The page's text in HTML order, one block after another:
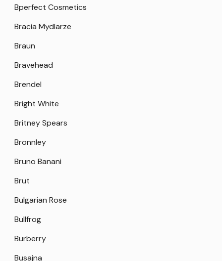
Bperfect Cosmetics
Bracia Mydlarze
Braun
Bravehead
Brendel
Bright White
Britney Spears
Bronnley
Bruno Banani
Brut
Bulgarian Rose
Bullfrog
Burberry
Busajna